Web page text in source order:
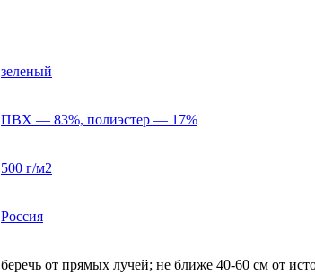
зеленый
ПВХ — 83%, полиэстер — 17%
500 г/м2
Россия
беречь от прямых лучей; не ближе 40-60 см от